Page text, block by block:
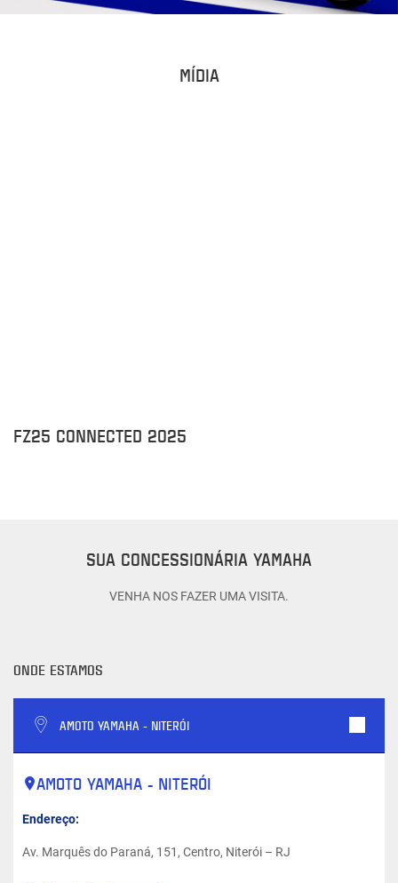
MÍDIA
FZ25 CONNECTED 2025
SUA CONCESSIONÁRIA YAMAHA
VENHA NOS FAZER UMA VISITA.
ONDE ESTAMOS
AMOTO YAMAHA - NITERÓI
AMOTO YAMAHA - NITERÓI
Endereço:
Av. Marquês do Paraná, 151, Centro, Niterói – RJ